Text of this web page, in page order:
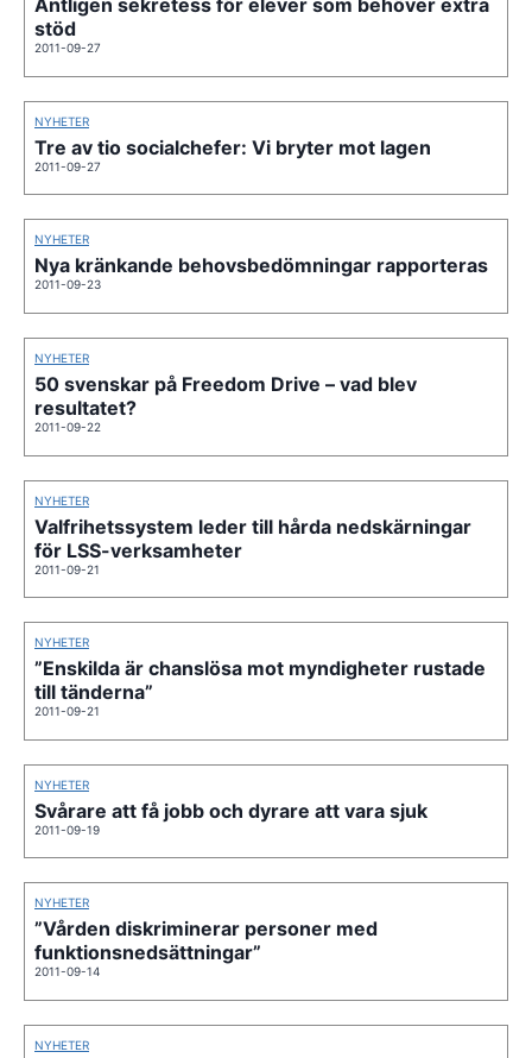
Äntligen sekretess för elever som behöver extra
stöd
2011-09-27
NYHETER
Tre av tio socialchefer: Vi bryter mot lagen
2011-09-27
NYHETER
Nya kränkande behovsbedömningar rapporteras
2011-09-23
NYHETER
50 svenskar på Freedom Drive – vad blev
resultatet?
2011-09-22
NYHETER
Valfrihetssystem leder till hårda nedskärningar
för LSS-verksamheter
2011-09-21
NYHETER
”Enskilda är chanslösa mot myndigheter rustade
till tänderna”
2011-09-21
NYHETER
Svårare att få jobb och dyrare att vara sjuk
2011-09-19
NYHETER
”Vården diskriminerar personer med
funktionsnedsättningar”
2011-09-14
NYHETER